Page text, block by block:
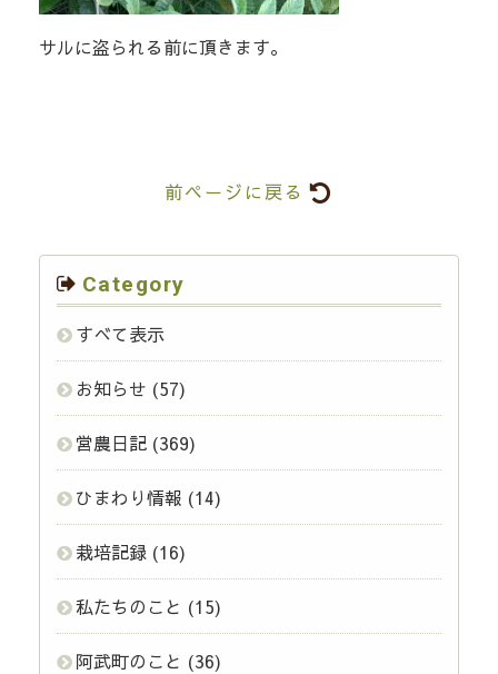
サルに盗られる前に頂きます。
前ページに戻る
Category
すべて表示
お知らせ (57)
営農日記(369)
ひまわり情報 (14)
栽培記録(16)
私たちのこと (15)
阿武町のこと (36)